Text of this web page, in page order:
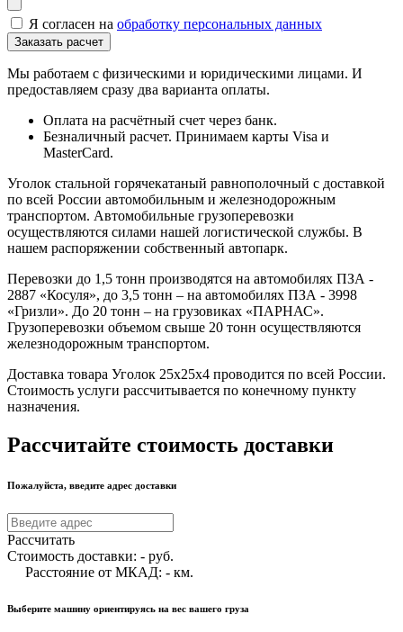
Я согласен на обработку персональных данных
Мы работаем с физическими и юридическими лицами. И
предоставляем сразу два варианта оплаты.
Оплата на расчётный счет через банк.
Безналичный расчет. Принимаем карты Visa и
MasterCard.
Уголок стальной горячекатаный равнополочный с доставкой
по всей России автомобильным и железнодорожным
транспортом. Автомобильные грузоперевозки
осуществляются силами нашей логистической службы. В
нашем распоряжении собственный автопарк.
Перевозки до 1,5 тонн производятся на автомобилях ПЗА -
2887 «Косуля», до 3,5 тонн – на автомобилях ПЗА - 3998
«Гризли». До 20 тонн – на грузовиках «ПАРНАС».
Грузоперевозки объемом свыше 20 тонн осуществляются
железнодорожным транспортом.
Доставка товара Уголок 25х25х4 проводится по всей России.
Стоимость услуги рассчитывается по конечному пункту
назначения.
Рассчитайте стоимость доставки
Пожалуйста, введите адрес доставки
Рассчитать
Стоимость доставки: - руб.
Расстояние от МКАД: - км.
Выберите машину ориентируясь на вес вашего груза